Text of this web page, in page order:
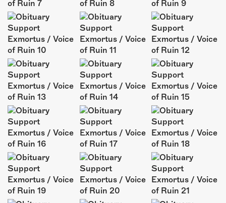
GÖNNEREI
SHOP
MITMACHEN